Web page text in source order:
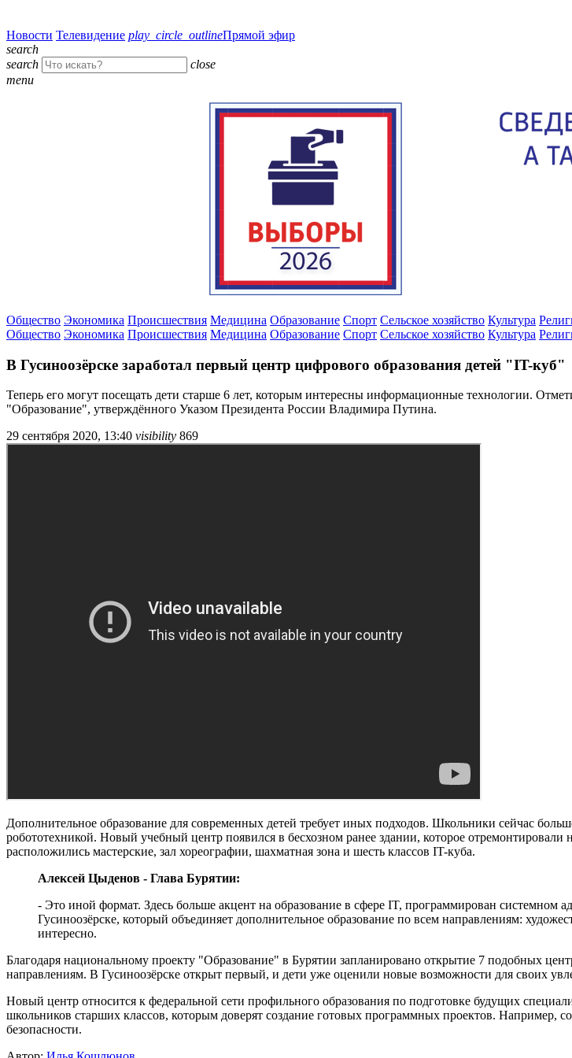
Новости Телевидение play_circle_outlineПрямой эфир
search
search
close
menu
Общество Экономика Происшествия Медицина Образование Спорт Сельское хозяйство Культура
Общество Экономика Происшествия Медицина Образование Спорт Сельское хозяйство Культура
В Гусиноозёрске заработал первый центр цифрового образования детей "IT-куб"
Теперь его могут посещать дети старше 6 лет, которым интересны информационные технологии.
"Образование", утверждённого Указом Президента России Владимира Путина.
29 сентября 2020, 13:40 visibility 869
Дополнительное образование для современных детей требует иных подходов. Школьники сейчас
робототехникой. Новый учебный центр появился в бесхозном ранее здании, которое
расположились мастерские, зал хореографии, шахматная зона и шесть классов IT-куба.
Алексей Цыденов - Глава Бурятии:
- Это иной формат. Здесь больше акцент на образование в сфере IT, программирован системном
Гусиноозёрске, который объединяет дополнительное образование по всем направлениям:
интересно.
Благодаря национальному проекту "Образование" в Бурятии запланировано открытие 7 подобных
направлениям. В Гусиноозёрске открыт первый, и дети уже оценили новые возможности для своих
Новый центр относится к федеральной сети профильного образования по подготовке будущих
школьников старших классов, которым доверят создание готовых программных проектов. Например,
безопасности.